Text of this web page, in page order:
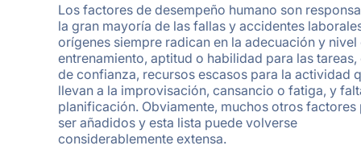
Los factores de desempeño humano son
la gran mayoría de las fallas y accidentes
orígenes siempre radican en la adecuación y nivel
entrenamiento, aptitud o habilidad para las tareas,
de confianza, recursos escasos para la actividad
llevan a la improvisación, cansancio o fatiga, y
planificación. Obviamente, muchos otros factores
ser añadidos y esta lista puede volverse
considerablemente extensa.